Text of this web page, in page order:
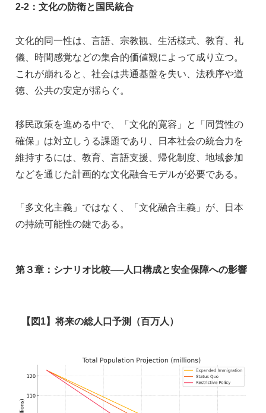
2-2 ：文化の防衛と国民統合
文化的同一性は、言語、宗教観、生活様式、教育、礼
儀、時間感覚などの集合的価値観によって成り立つ。
これが崩れると、社会は共通基盤を失い、法秩序や道
徳、公共の安定が揺らぐ。
移民政策を進める中で、「文化的寛容」と「同質性の
確保」は対立しうる課題であり、日本社会の統合力を
維持するには、教育、言語支援、帰化制度、地域参加
などを通じた計画的な文化融合モデルが必要である。
「多文化主義」ではなく、「文化融合主義」が、日本
の持続可能性の鍵である。
第３章：シナリオ比較──人口構成と安全保障への影響
【図1】将来の総人口予測（百万人）